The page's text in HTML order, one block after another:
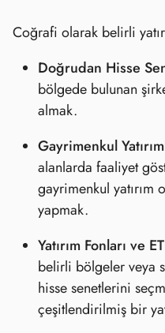
Coğrafi olarak belirli
Doğrudan Hisse
bölgede bulunan
almak.
Gayrimenkul
alanlarda faaliyet
gayrimenkul yatırım
yapmak.
Yatırım Fonları ve
belirli bölgeler veya
hisse senetlerini
çeşitlendirilmiş bir